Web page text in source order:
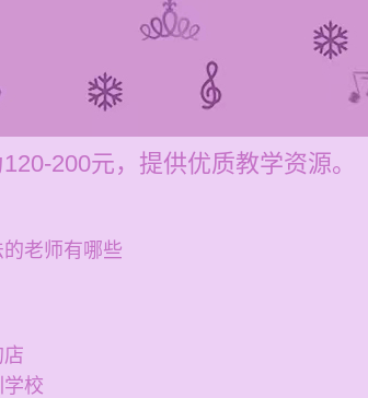
200元，提供优质教学资源。
老师有哪些
校